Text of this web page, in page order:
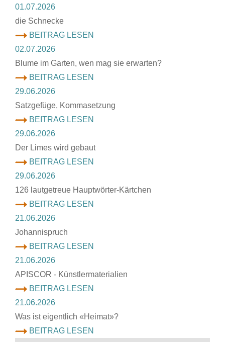
01.07.2026
die Schnecke
BEITRAG LESEN
02.07.2026
Blume im Garten, wen mag sie erwarten?
BEITRAG LESEN
29.06.2026
Satzgefüge, Kommasetzung
BEITRAG LESEN
29.06.2026
Der Limes wird gebaut
BEITRAG LESEN
29.06.2026
126 lautgetreue Hauptwörter-Kärtchen
BEITRAG LESEN
21.06.2026
Johannispruch
BEITRAG LESEN
21.06.2026
APISCOR - Künstlermaterialien
BEITRAG LESEN
21.06.2026
Was ist eigentlich «Heimat»?
BEITRAG LESEN